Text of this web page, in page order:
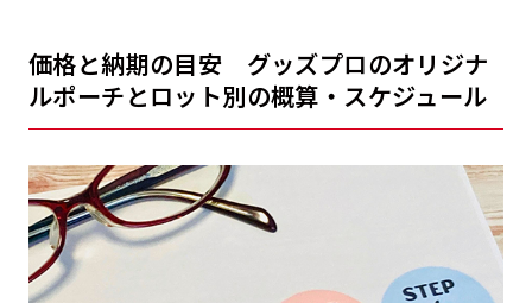
価格と納期の目安 グッズプロのオリジナ
ルポーチとロット別の概算・スケジュール